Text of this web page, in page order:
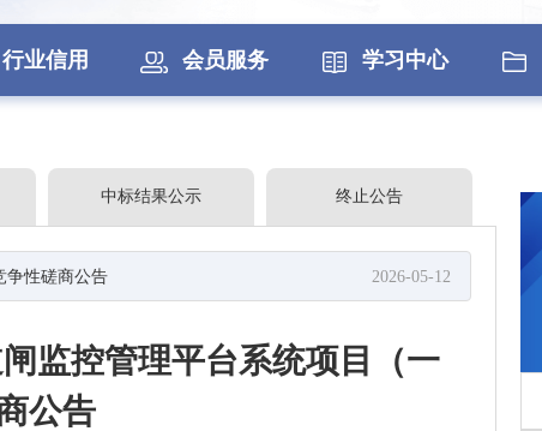
行业信用 会员服务 学习中心
中标结果公示 终止公告
争性磋商公告 2026-05-12
监控管理平台系统项目（一
公告